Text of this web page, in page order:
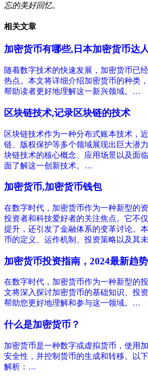
忘的美好回忆。
相关文章
加密货币有哪些,日本加密货币达
随着数字技术的快速发展，加密货币已
热点。本文将详细介绍加密货币的种类
帮助读者更好地理解这一新兴领域。…
区块链技术,记录区块链的技术
区块链技术作为一种分布式账本技术，
链、版权保护等多个领域展现出巨大潜
块链技术的核心概念、应用场景以及面
面了解这一创新技术。…
加密货币,加密货币钱包
在数字时代，加密货币作为一种新型的
投资者和科技爱好者的关注焦点。它不
提升，还引发了金融体系的变革讨论。
币的定义、运作机制、投资策略以及其
加密货币投资指南，2024最新趋
在数字时代，加密货币作为一种新型的
文将深入探讨加密货币的基础知识、投
帮助您更好地理解和参与这一领域。…
什么是加密货币？
加密货币是一种数字或虚拟货币，使用
安全性，并控制货币的生成和转移。以
解析：…